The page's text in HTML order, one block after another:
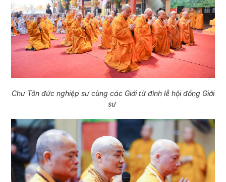
Chư Tôn đức nghiệp sư cùng các Giới tử đỉnh lễ hội đồng Giới
sư